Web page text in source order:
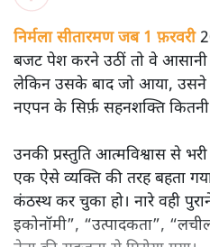
मोदी सरकार का बजट 2026 बड़े
लेकिन क्या वह देहलीज़ पार कर
और ठहरे फैसलों के बीच बजट की
निर्मला सीतारमण जब 1 फ़रवरी